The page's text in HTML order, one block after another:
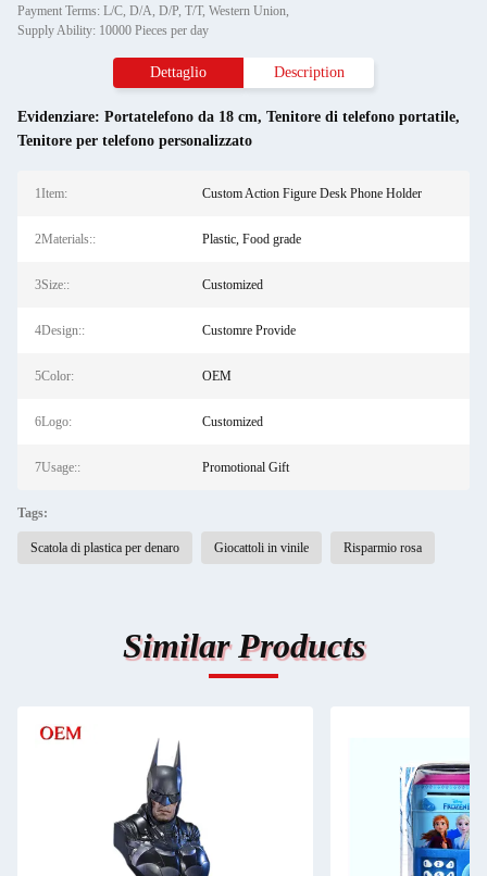
Payment Terms: L/C, D/A, D/P, T/T, Western Union,
Supply Ability: 10000 Pieces per day
Dettaglio Description
Evidenziare: Portatelefono da 18 cm, Tenitore di telefono portatile,
Tenitore per telefono personalizzato
1Item: Custom Action Figure Desk Phone Holder
2Materials:: Plastic, Food grade
3Size:: Customized
4Design:: Customre Provide
5Color: OEM
6Logo: Customized
7Usage:: Promotional Gift
Tags:
Scatola di plastica per denaro Giocattoli in vinile Risparmio rosa
Similar Products